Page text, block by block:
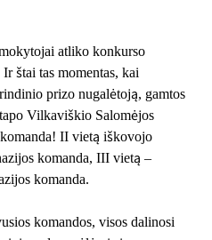
atliko konkurso
štai tas momentas, kai
prizo nugalėtoją, gamtos
Vilkaviškio Salomėjos
II vietą iškovojo
komanda, III vietą –
komanda.
komandos, visos dalinosi